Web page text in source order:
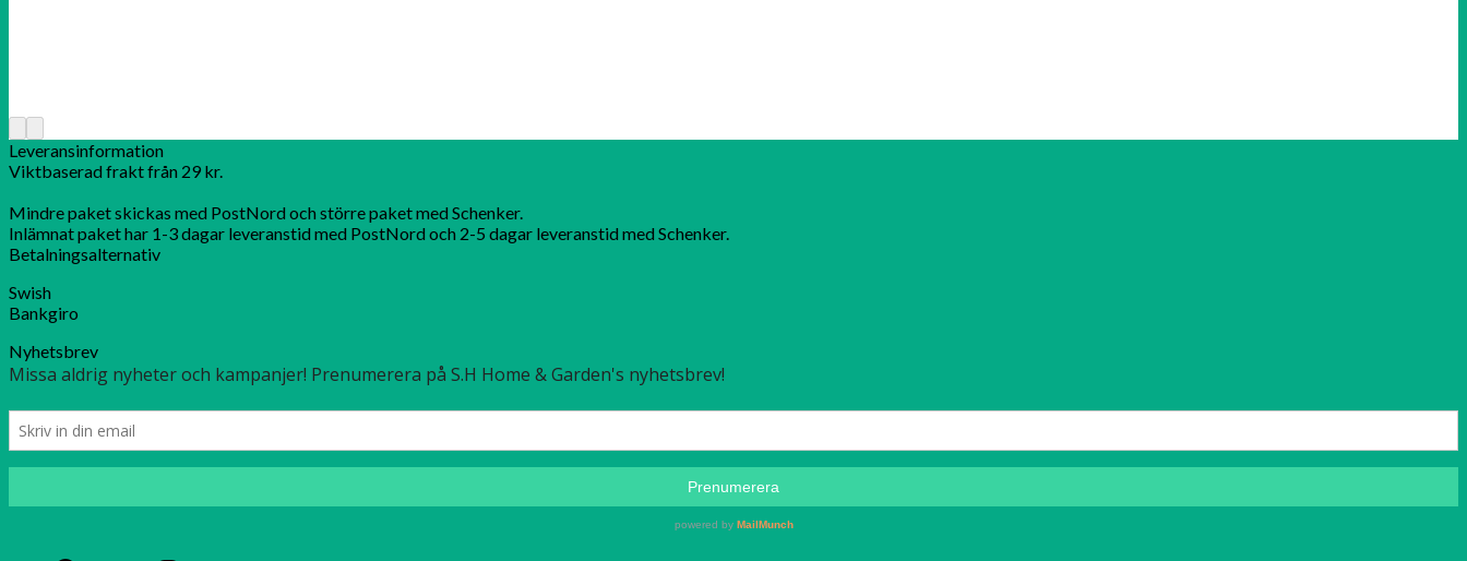
Leveransinformation
Viktbaserad frakt från 29 kr.
Mindre paket skickas med PostNord och större paket med Schenker.
Inlämnat paket har 1-3 dagar leveranstid med PostNord och 2-5 dagar leveranstid med Schenker.
Betalningsalternativ
Swish
Bankgiro
Nyhetsbrev